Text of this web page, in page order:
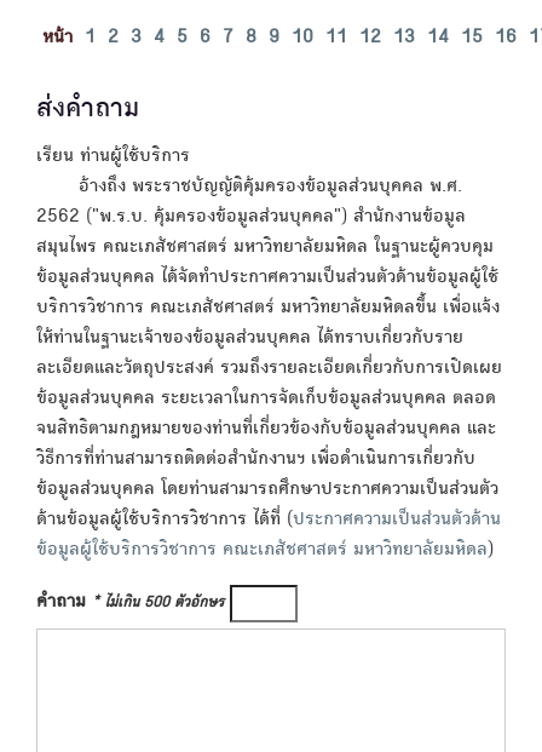
หน้า 1 2 3 4 5 6 7 8 9 10 11 12 13 14 15 16
ส่งคำถาม
เรียน ท่านผู้ใช้บริการ
อ้างถึง พระราชบัญญัติคุ้มครองข้อมูลส่วนบุคคล พ.ศ.
2562 ("พ.ร.บ. คุ้มครองข้อมูลส่วนบุคคล") สำนักงานข้อมูล
สมุนไพร คณะเภสัชศาสตร์ มหาวิทยาลัยมหิดล ในฐานะผู้ควบคุม
ข้อมูลส่วนบุคคล ได้จัดทำประกาศความเป็นส่วนตัวด้านข้อมูลผู้ใช้
บริการวิชาการ คณะเภสัชศาสตร์ มหาวิทยาลัยมหิดลขึ้น เพื่อแจ้ง
ให้ท่านในฐานะเจ้าของข้อมูลส่วนบุคคล ได้ทราบเกี่ยวกับราย
ละเอียดและวัตถุประสงค์ รวมถึงรายละเอียดเกี่ยวกับการเปิดเผย
ข้อมูลส่วนบุคคล ระยะเวลาในการจัดเก็บข้อมูลส่วนบุคคล ตลอด
จนสิทธิตามกฎหมายของท่านที่เกี่ยวข้องกับข้อมูลส่วนบุคคล และ
วิธีการที่ท่านสามารถติดต่อสำนักงานฯ เพื่อดำเนินการเกี่ยวกับ
ข้อมูลส่วนบุคคล โดยท่านสามารถศึกษาประกาศความเป็นส่วนตัว
ด้านข้อมูลผู้ใช้บริการวิชาการ ได้ที่ (ประกาศความเป็นส่วนตัวด้าน
ข้อมูลผู้ใช้บริการวิชาการ คณะเภสัชศาสตร์ มหาวิทยาลัยมหิดล)
คำถาม * ไม่เกิน 500 ตัวอักษร